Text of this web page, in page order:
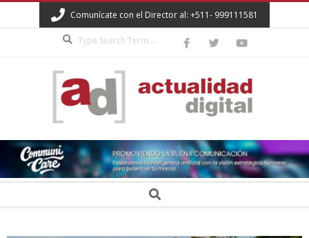
to
Comunícate con el Director al: +511- 999111581
ACTUALIDAD
DIGITAL Search